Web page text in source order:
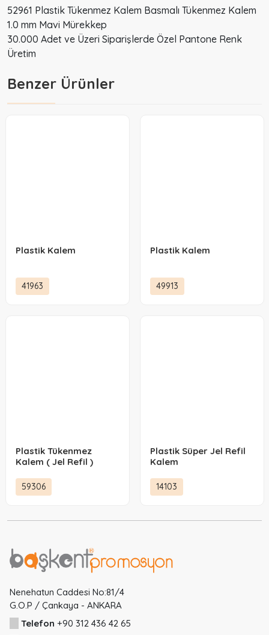
52961 Plastik Tükenmez Kalem Basmalı Tükenmez Kalem
1.0 mm Mavi Mürekkep
30.000 Adet ve Üzeri Siparişlerde Özel Pantone Renk
Üretim
Benzer Ürünler
Plastik Kalem
41963
Plastik Kalem
49913
Plastik Tükenmez
Kalem ( Jel Refil )
59306
Plastik Süper Jel Refil
Kalem
14103
Nenehatun Caddesi No:81/4
G.O.P / Çankaya - ANKARA
Telefon +90 312 436 42 65